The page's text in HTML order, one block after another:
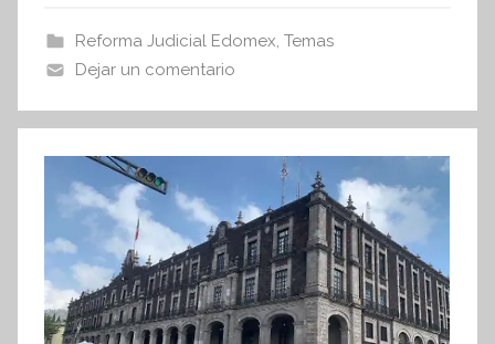
I
o
r
m
a
t
i
v
a
b
o
o
k
A
p
p
Reforma Judicial Edomex, Temas
Dejar un comentario